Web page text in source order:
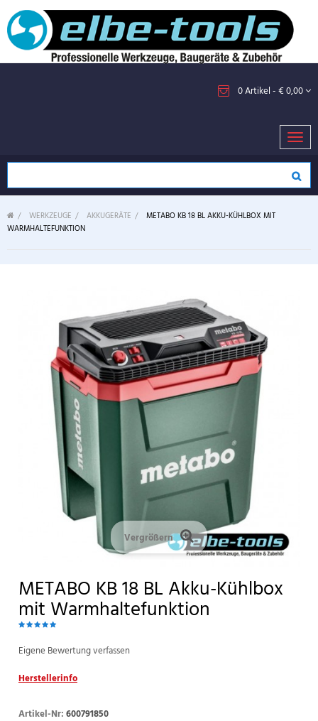
0Artikel- € 0,00
WERKZEUGE AKKUGERÄTE
METABO KB 18 BL AKKU-KÜHLBOX MIT
WARMHALTEFUNKTION
Vergrößern
METABO KB 18 BL Akku-Kühlbox
mit Warmhaltefunktion
Eigene Bewertung verfassen
Herstellerinfo
Artikel-Nr:600791850